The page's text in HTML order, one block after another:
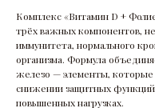
Комплекс «Витамин D +
трёх важных компонентов,
иммунитета, нормального
организма. Формула
железо — элементы,
снижении защитных
повышенных нагрузках.